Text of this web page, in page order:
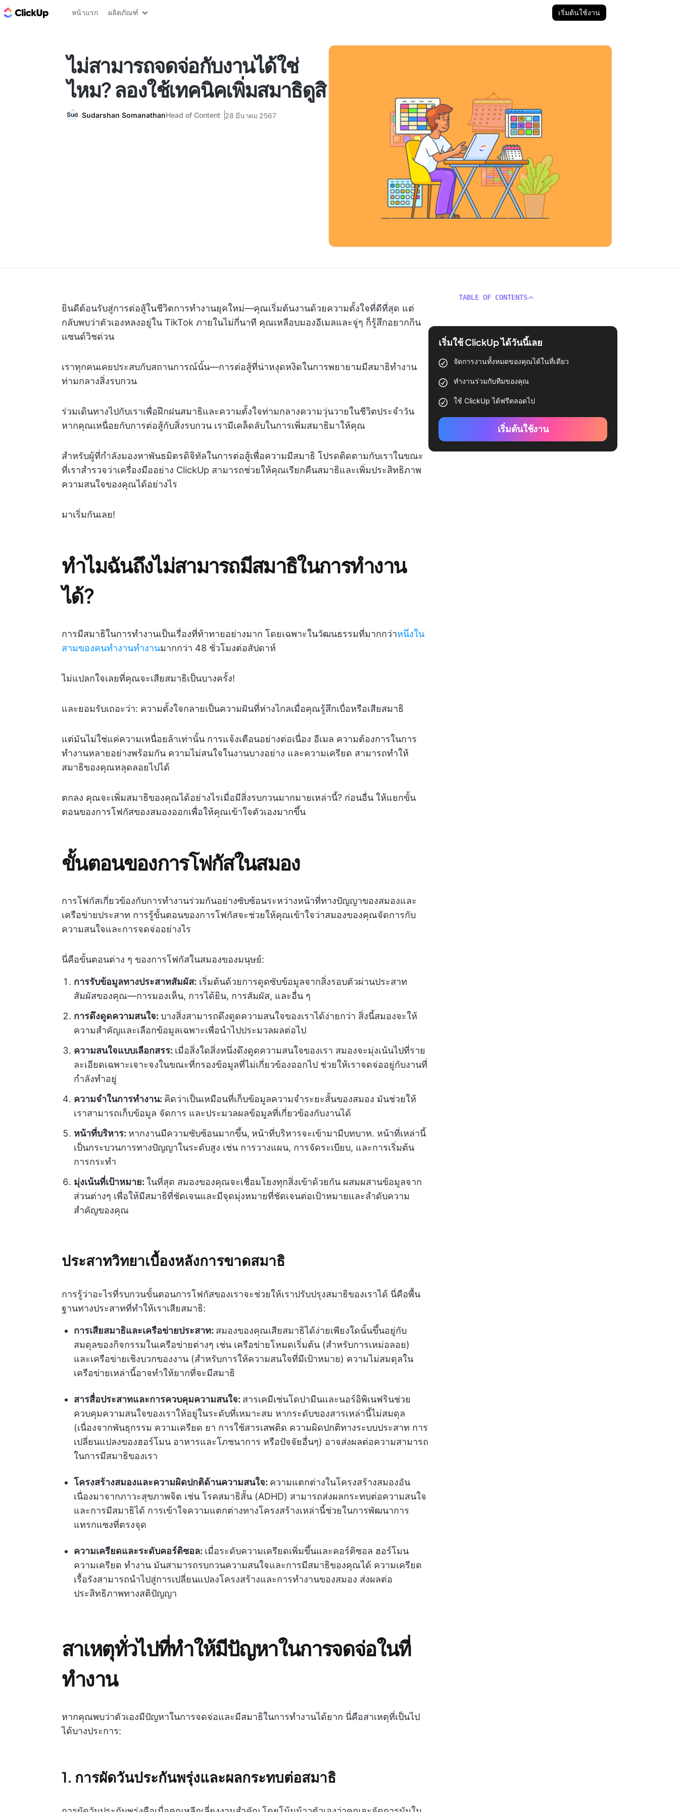
บล็อก ClickUp
หน้าแรก ผลิตภัณฑ์ เริ่มต้นใช้งาน
ไม่สามารถจดจ่อกับงานได้ใช่
ไหม? ลองใช้เทคนิคเพิ่มสมาธิดูสิ
Sudarshan SomanathanHead of Content 28 มีนาคม 2567
ยินดีต้อนรับสู่การต่อสู้ในชีวิตการทำงานยุคใหม่—คุณเริ่มต้นงานด้วยความตั้งใจที่ดีที่สุด แต่
กลับพบว่าตัวเองหลงอยู่ใน TikTok ภายในไม่กี่นาที คุณเหลือบมองอีเมลและจู่ๆ ก็รู้สึกอยากกิน
แซนด์วิชด่วน
เราทุกคนเคยประสบกับสถานการณ์นั้น—การต่อสู้ที่น่าหงุดหงิดในการพยายามมีสมาธิทำงาน
ท่ามกลางสิ่งรบกวน
ร่วมเดินทางไปกับเราเพื่อฝึกฝนสมาธิและความตั้งใจท่ามกลางความวุ่นวายในชีวิตประจำวัน
หากคุณเหนื่อยกับการต่อสู้กับสิ่งรบกวน เรามีเคล็ดลับในการเพิ่มสมาธิมาให้คุณ
สำหรับผู้ที่กำลังมองหาพันธมิตรดิจิทัลในการต่อสู้เพื่อความมีสมาธิ โปรดติดตามกับเราในขณะ
ที่เราสำรวจว่าเครื่องมืออย่าง ClickUp สามารถช่วยให้คุณเรียกคืนสมาธิและเพิ่มประสิทธิภาพ
ความสนใจของคุณได้อย่างไร
มาเริ่มกันเลย!
ทำไมฉันถึงไม่สามารถมีสมาธิในการทำงาน
ได้?
การมีสมาธิในการทำงานเป็นเรื่องที่ท้าทายอย่างมาก โดยเฉพาะในวัฒนธรรมที่มากกว่าหนึ่งใน
สามของคนทำงานทำงานมากกว่า 48 ชั่วโมงต่อสัปดาห์
ไม่แปลกใจเลยที่คุณจะเสียสมาธิเป็นบางครั้ง!
และยอมรับเถอะว่า: ความตั้งใจกลายเป็นความฝันที่ห่างไกลเมื่อคุณรู้สึกเบื่อหรือเสียสมาธิ
แต่มันไม่ใช่แค่ความเหนื่อยล้าเท่านั้น การแจ้งเตือนอย่างต่อเนื่อง อีเมล ความต้องการในการ
ทำงานหลายอย่างพร้อมกัน ความไม่สนใจในงานบางอย่าง และความเครียด สามารถทำให้
สมาธิของคุณหลุดลอยไปได้
ตกลง คุณจะเพิ่มสมาธิของคุณได้อย่างไรเมื่อมีสิ่งรบกวนมากมายเหล่านี้? ก่อนอื่น ให้แยกขั้น
ตอนของการโฟกัสของสมองออกเพื่อให้คุณเข้าใจตัวเองมากขึ้น
ขั้นตอนของการโฟกัสในสมอง
การโฟกัสเกี่ยวข้องกับการทำงานร่วมกันอย่างซับซ้อนระหว่างหน้าที่ทางปัญญาของสมองและ
เครือข่ายประสาท การรู้ขั้นตอนของการโฟกัสจะช่วยให้คุณเข้าใจว่าสมองของคุณจัดการกับ
ความสนใจและการจดจ่ออย่างไร
นี่คือขั้นตอนต่าง ๆ ของการโฟกัสในสมองของมนุษย์:
การรับข้อมูลทางประสาทสัมผัส: เริ่มต้นด้วยการดูดซับข้อมูลจากสิ่งรอบตัวผ่านประสาท
สัมผัสของคุณ—การมองเห็น, การได้ยิน, การสัมผัส, และอื่น ๆ
การดึงดูดความสนใจ: บางสิ่งสามารถดึงดูดความสนใจของเราได้ง่ายกว่า สิ่งนี้สมองจะให้
ความสำคัญและเลือกข้อมูลเฉพาะเพื่อนำไปประมวลผลต่อไป
ความสนใจแบบเลือกสรร: เมื่อสิ่งใดสิ่งหนึ่งดึงดูดความสนใจของเรา สมองจะมุ่งเน้นไปที่ราย
ละเอียดเฉพาะเจาะจงในขณะที่กรองข้อมูลที่ไม่เกี่ยวข้องออกไป ช่วยให้เราจดจ่ออยู่กับงานที่
กำลังทำอยู่
ความจำในการทำงาน: คิดว่าเป็นเหมือนที่เก็บข้อมูลความจำระยะสั้นของสมอง มันช่วยให้
เราสามารถเก็บข้อมูล จัดการ และประมวลผลข้อมูลที่เกี่ยวข้องกับงานได้
หน้าที่บริหาร: หากงานมีความซับซ้อนมากขึ้น, หน้าที่บริหารจะเข้ามามีบทบาท. หน้าที่เหล่านี้
เป็นกระบวนการทางปัญญาในระดับสูง เช่น การวางแผน, การจัดระเบียบ, และการเริ่มต้น
การกระทำ
มุ่งเน้นที่เป้าหมาย: ในที่สุด สมองของคุณจะเชื่อมโยงทุกสิ่งเข้าด้วยกัน ผสมผสานข้อมูลจาก
ส่วนต่างๆ เพื่อให้มีสมาธิที่ชัดเจนและมีจุดมุ่งหมายที่ชัดเจนต่อเป้าหมายและลำดับความ
สำคัญของคุณ
ประสาทวิทยาเบื้องหลังการขาดสมาธิ
การรู้ว่าอะไรที่รบกวนขั้นตอนการโฟกัสของเราจะช่วยให้เราปรับปรุงสมาธิของเราได้ นี่คือพื้น
ฐานทางประสาทที่ทำให้เราเสียสมาธิ:
การเสียสมาธิและเครือข่ายประสาท: สมองของคุณเสียสมาธิได้ง่ายเพียงใดนั้นขึ้นอยู่กับ
สมดุลของกิจกรรมในเครือข่ายต่างๆ เช่น เครือข่ายโหมดเริ่มต้น (สำหรับการเหม่อลอย)
และเครือข่ายเชิงบวกของงาน (สำหรับการให้ความสนใจที่มีเป้าหมาย) ความไม่สมดุลใน
เครือข่ายเหล่านี้อาจทำให้ยากที่จะมีสมาธิ
สารสื่อประสาทและการควบคุมความสนใจ: สารเคมีเช่นโดปามีนและนอร์อิพิเนฟรินช่วย
ควบคุมความสนใจของเราให้อยู่ในระดับที่เหมาะสม หากระดับของสารเหล่านี้ไม่สมดุล
(เนื่องจากพันธุกรรม ความเครียด ยา การใช้สารเสพติด ความผิดปกติทางระบบประสาท การ
เปลี่ยนแปลงของฮอร์โมน อาหารและโภชนาการ หรือปัจจัยอื่นๆ) อาจส่งผลต่อความสามารถ
ในการมีสมาธิของเรา
โครงสร้างสมองและความผิดปกติด้านความสนใจ: ความแตกต่างในโครงสร้างสมองอัน
เนื่องมาจากภาวะสุขภาพจิต เช่น โรคสมาธิสั้น (ADHD) สามารถส่งผลกระทบต่อความสนใจ
และการมีสมาธิได้ การเข้าใจความแตกต่างทางโครงสร้างเหล่านี้ช่วยในการพัฒนาการ
แทรกแซงที่ตรงจุด
ความเครียดและระดับคอร์ติซอล: เมื่อระดับความเครียดเพิ่มขึ้นและคอร์ติซอล ฮอร์โมน
ความเครียด ทำงาน มันสามารถรบกวนความสนใจและการมีสมาธิของคุณได้ ความเครียด
เรื้อรังสามารถนำไปสู่การเปลี่ยนแปลงโครงสร้างและการทำงานของสมอง ส่งผลต่อ
ประสิทธิภาพทางสติปัญญา
สาเหตุทั่วไปที่ทำให้มีปัญหาในการจดจ่อในที่
ทำงาน
หากคุณพบว่าตัวเองมีปัญหาในการจดจ่อและมีสมาธิในการทำงานได้ยาก นี่คือสาเหตุที่เป็นไป
ได้บางประการ:
1. การผัดวันประกันพรุ่งและผลกระทบต่อสมาธิ
TABLE OF CONTENTS
เริ่มใช้ ClickUp ได้วันนี้เลย
จัดการงานทั้งหมดของคุณได้ในที่เดียว
ทำงานร่วมกับทีมของคุณ
ใช้ ClickUp ได้ฟรีตลอดไป
เริ่มต้นใช้งาน